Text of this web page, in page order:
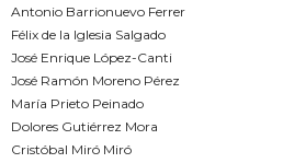
Antonio Barrionuevo Ferrer
Félix de la Iglesia Salgado
José Enrique López-Canti
José Ramón Moreno Pérez
María Prieto Peinado
Dolores Gutiérrez Mora
Cristóbal Miró Miró